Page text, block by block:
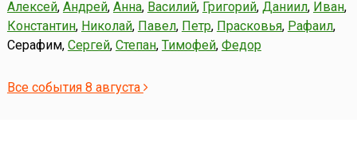
Алексей, Андрей, Анна, Василий, Григорий, Даниил, Иван,
Константин, Николай, Павел, Петр, Прасковья, Рафаил,
Серафим, Сергей, Степан, Тимофей, Федор
Все события 8 августа